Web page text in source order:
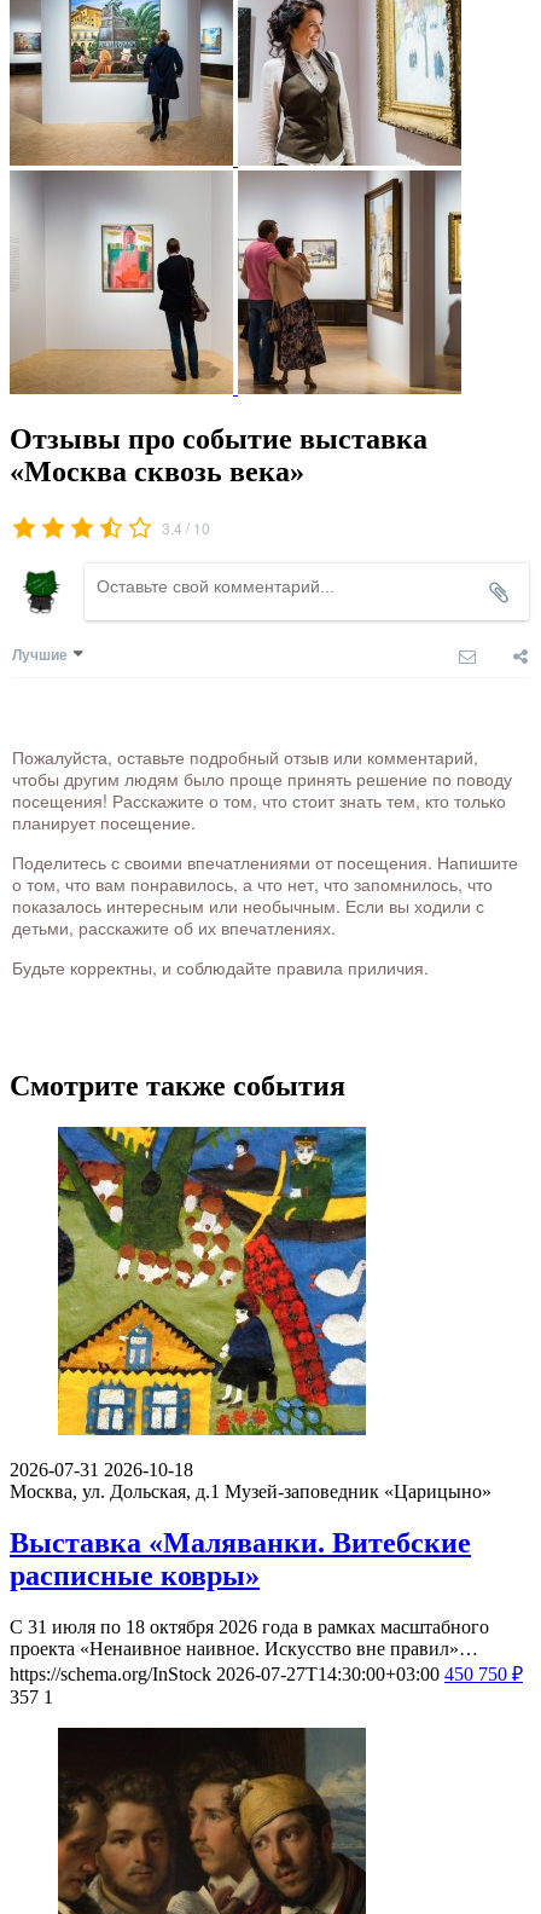
Отзывы про событие выставка
«Москва сквозь века»
3.4 / 10
Лучшие
Пожалуйста, оставьте подробный отзыв или комментарий,
чтобы другим людям было проще принять решение по поводу
посещения! Расскажите о том, что стоит знать тем, кто только
планирует посещение.
Поделитесь с своими впечатлениями от посещения. Напишите
о том, что вам понравилось, а что нет, что запомнилось, что
показалось интересным или необычным. Если вы ходили с
детьми, расскажите об их впечатлениях.
Будьте корректны, и соблюдайте правила приличия.
Смотрите также события
2026-07-31 2026-10-18
Москва, ул. Дольская, д.1 Музей-заповедник «Царицыно»
Выставка «Маляванки. Витебские
расписные ковры»
С 31 июля по 18 октября 2026 года в рамках масштабного
проекта «Ненаивное наивное. Искусство вне правил»…
https://schema.org/InStock 2026-07-27T14:30:00+03:00 450 750 ₽
357 1